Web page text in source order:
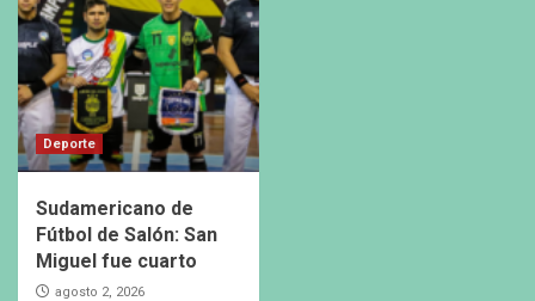
Deporte
Sudamericano de
Fútbol de Salón: San
Miguel fue cuarto
agosto 2, 2026